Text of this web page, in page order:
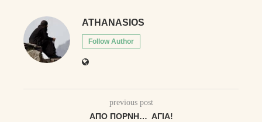
ATHANASIOS
Follow Author
previous post
ΑΠΌ ΠΌΡΝΗ… ΑΓΊΑ!